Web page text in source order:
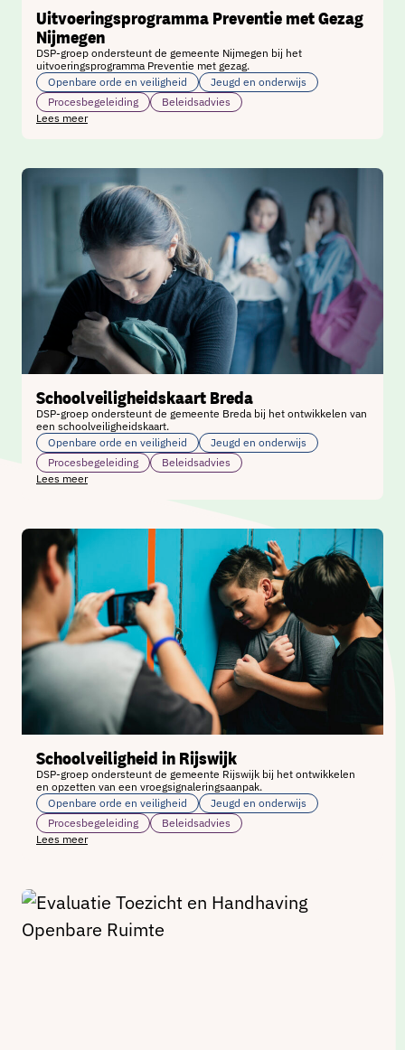
Uitvoeringsprogramma Preventie met Gezag
Nijmegen
DSP-groep ondersteunt de gemeente Nijmegen bij het
uitvoeringsprogramma Preventie met gezag.
Openbare orde en veiligheid
Jeugd en onderwijs
Procesbegeleiding
Beleidsadvies
Lees meer
Schoolveiligheidskaart Breda
DSP-groep ondersteunt de gemeente Breda bij het ontwikkelen van
een schoolveiligheidskaart.
Openbare orde en veiligheid
Jeugd en onderwijs
Procesbegeleiding
Beleidsadvies
Lees meer
Schoolveiligheid in Rijswijk
DSP-groep ondersteunt de gemeente Rijswijk bij het ontwikkelen
en opzetten van een vroegsignaleringsaanpak.
Openbare orde en veiligheid
Jeugd en onderwijs
Procesbegeleiding
Beleidsadvies
Lees meer